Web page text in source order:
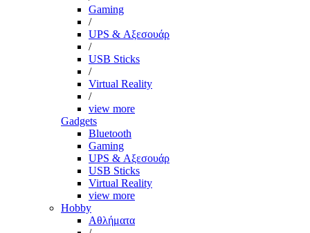
Gaming
/
UPS & Αξεσουάρ
/
USB Sticks
/
Virtual Reality
/
view more
Gadgets
Bluetooth
Gaming
UPS & Αξεσουάρ
USB Sticks
Virtual Reality
view more
Hobby
Αθλήματα